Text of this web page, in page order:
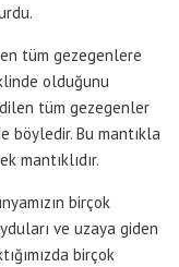
tüm gezegenlere
olduğunu
tüm gezegenler
böyledir. Bu mantıkla
mantıklıdır.
birçok
ve uzaya giden
birçok